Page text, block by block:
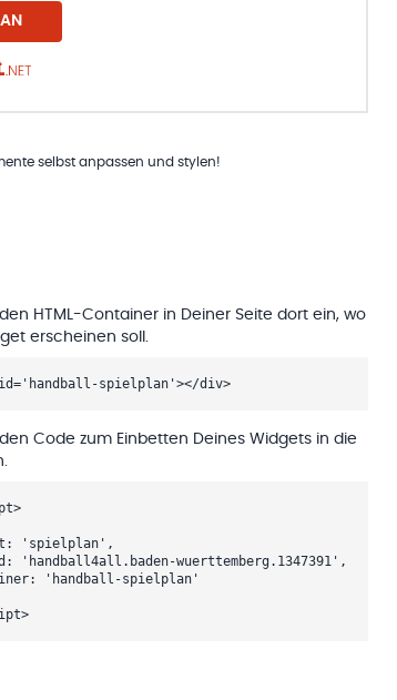
selbst anpassen und stylen!
HTML-Container in Deiner Seite dort ein, wo
erscheinen soll.
spielplan'></div>
Code zum Einbetten Deines Widgets in die
'spielplan',
'handball4all.baden-wuerttemberg.1347391',
'handball-spielplan'